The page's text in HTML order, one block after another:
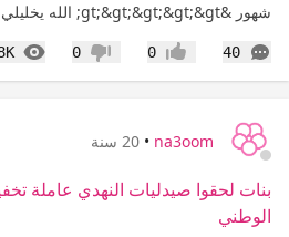
شهور &gt;&gt;&gt;&gt;&gt; الله يخليلي ياها...
40
التعليقات إعجاب0 عدم إعجاب
0
8K
na3oom
• 20 سنة
الوطني